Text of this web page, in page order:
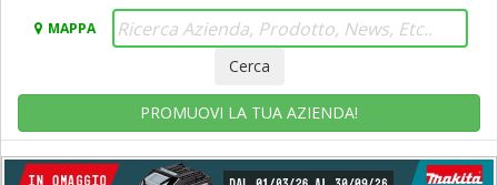
MAPPA
PROMUOVI LA TUA AZIENDA!